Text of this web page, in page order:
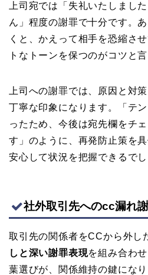
上司宛では「失礼いたしまし
ん」程度の謝罪で十分です。
くと、かえって相手を恐縮さ
トなトーンを保つのがコツと
上司への謝罪では、原因と対
丁寧な印象になります。「テ
ったため、今後は宛先欄をチ
す」のように、再発防止策を
安心して状況を把握できるでし
社外取引先へのcc漏れ
取引先の関係者をCCから外し
しと深い謝罪表現を組み合わ
葉選びが、関係維持の鍵になり